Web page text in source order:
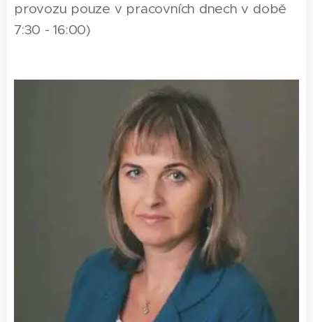
provozu pouze v pracovních dnech v době
7:30 - 16:00)